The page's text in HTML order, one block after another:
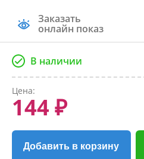
Заказать
онлайн показ
В наличии
Цена:
144 ₽
Добавить в корзину